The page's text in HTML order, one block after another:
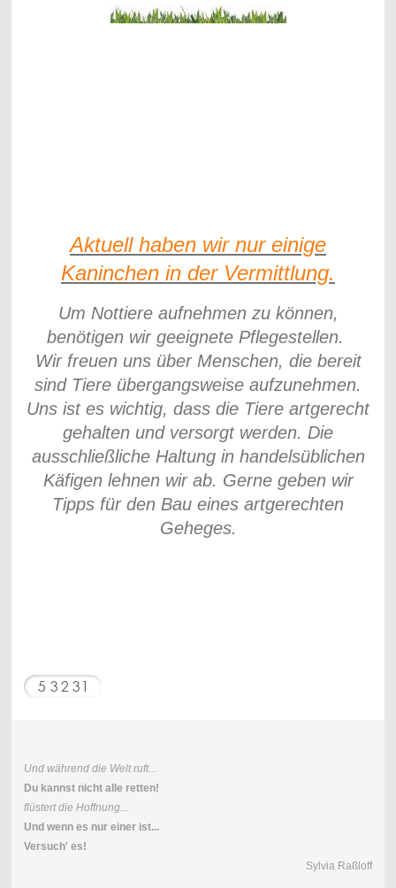
Aktuell haben wir nur einige
Kaninchen in der Vermittlung.
Um Nottiere aufnehmen zu können,
benötigen wir geeignete Pflegestellen.
Wir freuen uns über Menschen, die bereit
sind Tiere übergangsweise aufzunehmen.
Uns ist es wichtig, dass die Tiere artgerecht
gehalten und versorgt werden. Die
ausschließliche Haltung in handelsüblichen
Käfigen lehnen wir ab. Gerne geben wir
Tipps für den Bau eines artgerechten
Geheges.
Und während die Welt ruft...
Du kannst nicht alle retten!
flüstert die Hoffnung...
Und wenn es nur einer ist...
Versuch' es!
Sylvia Raßloff